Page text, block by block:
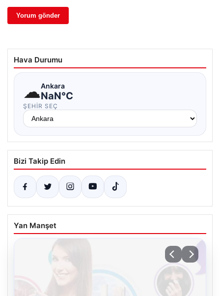
Hava Durumu
☁Ankara
NaN°C
ŞEHIR SEÇ
Bizi Takip Edin
Yan Manşet